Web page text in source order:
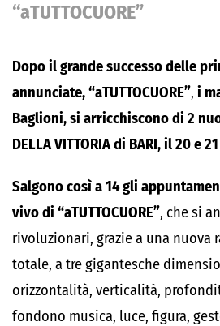
“aTUTTOCUORE”
Dopo il grande successo delle
annunciate,“aTUTTOCUORE”, i
Baglioni, si arricchiscono di 2
DELLA VITTORIA di BARI, il 20 e
Salgono così a 14 gli
vivodi “aTUTTOCUORE”, che si
rivoluzionari, grazie a una nuova
totale, a tre gigantesche
orizzontalità, verticalità,
fondono musica, luce, figura,